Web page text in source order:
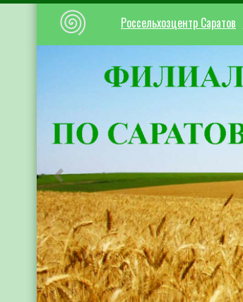
Россельхозцентр Саратов
Предыдущий